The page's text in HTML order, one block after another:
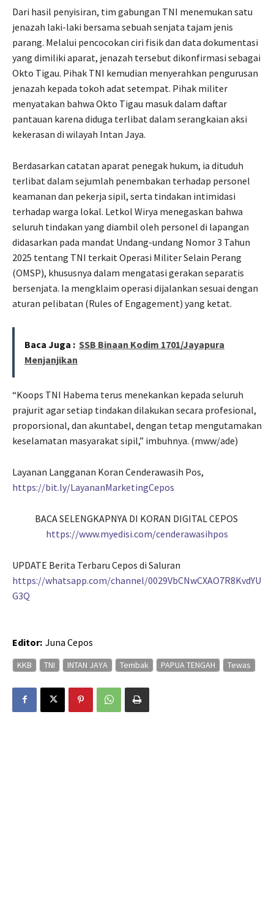
Dari hasil penyisiran, tim gabungan TNI menemukan satu
jenazah laki-laki bersama sebuah senjata tajam jenis
parang. Melalui pencocokan ciri fisik dan data dokumentasi
yang dimiliki aparat, jenazah tersebut dikonfirmasi sebagai
Okto Tigau. Pihak TNI kemudian menyerahkan pengurusan
jenazah kepada tokoh adat setempat. Pihak militer
menyatakan bahwa Okto Tigau masuk dalam daftar
pantauan karena diduga terlibat dalam serangkaian aksi
kekerasan di wilayah Intan Jaya.
Berdasarkan catatan aparat penegak hukum, ia dituduh
terlibat dalam sejumlah penembakan terhadap personel
keamanan dan pekerja sipil, serta tindakan intimidasi
terhadap warga lokal. Letkol Wirya menegaskan bahwa
seluruh tindakan yang diambil oleh personel di lapangan
didasarkan pada mandat Undang-undang Nomor 3 Tahun
2025 tentang TNI terkait Operasi Militer Selain Perang
(OMSP), khususnya dalam mengatasi gerakan separatis
bersenjata. Ia mengklaim operasi dijalankan sesuai dengan
aturan pelibatan (Rules of Engagement) yang ketat.
Baca Juga : SSB Binaan Kodim 1701/Jayapura
Menjanjikan
“Koops TNI Habema terus menekankan kepada seluruh
prajurit agar setiap tindakan dilakukan secara profesional,
proporsional, dan akuntabel, dengan tetap mengutamakan
keselamatan masyarakat sipil,” imbuhnya. (mww/ade)
Layanan Langganan Koran Cenderawasih Pos,
https://bit.ly/LayananMarketingCepos
BACA SELENGKAPNYA DI KORAN DIGITAL CEPOS
https://www.myedisi.com/cenderawasihpos
UPDATE Berita Terbaru Cepos di Saluran
https://whatsapp.com/channel/0029VbCNwCXAO7R8KvdYU
G3Q
Editor: Juna Cepos
KKB TNI INTAN JAYA Tembak PAPUA TENGAH Tewas